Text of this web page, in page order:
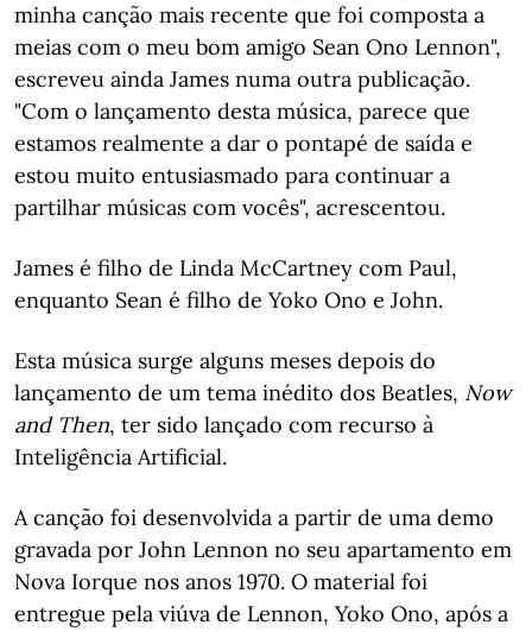
minha canção mais recente que foi composta a
meias com o meu bom amigo Sean Ono Lennon",
escreveu ainda James numa outra publicação.
"Com o lançamento desta música, parece que
estamos realmente a dar o pontapé de saída e
estou muito entusiasmado para continuar a
partilhar músicas com vocês", acrescentou.
James é filho de Linda McCartney com Paul,
enquanto Sean é filho de Yoko Ono e John.
Esta música surge alguns meses depois do
lançamento de um tema inédito dos Beatles, Now
and Then, ter sido lançado com recurso à
Inteligência Artificial.
A canção foi desenvolvida a partir de uma demo
gravada por John Lennon no seu apartamento em
Nova Iorque nos anos 1970. O material foi
entregue pela viúva de Lennon, Yoko Ono, após a